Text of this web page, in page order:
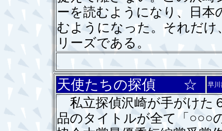
ーを読むようになり、日
むようになった。それだ
リーズである。
天使たちの探偵 ☆ 早川
私立探偵沢崎が手がけた
品のタイトルが全て「○○○